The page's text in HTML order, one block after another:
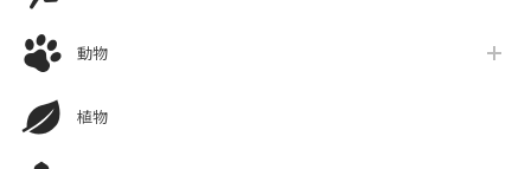
動物
植物